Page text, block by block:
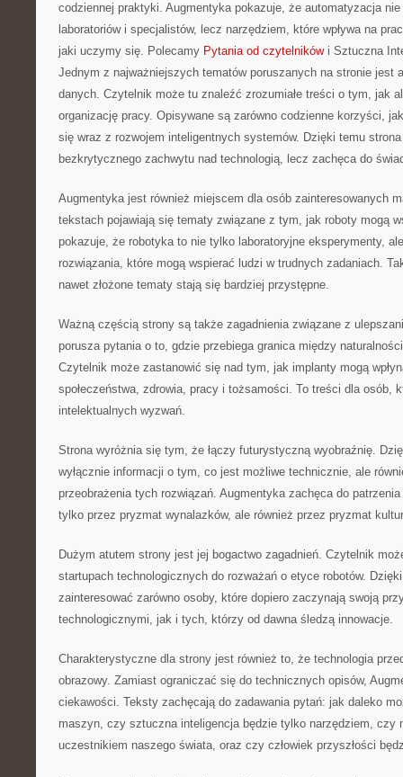
codziennej praktyki. Augmentyka pokazuje, że automatyzacja
laboratoriów i specjalistów, lecz narzędziem, które wpływa na
jaki uczymy się. Polecamy Pytania od czytelnikówi Sztuczna
Jednym z najważniejszych tematów poruszanych na stronie jest
danych. Czytelnik może tu znaleźć zrozumiałe treści o tym, jak
organizację pracy. Opisywane są zarówno codzienne korzyści,
się wraz z rozwojem inteligentnych systemów. Dzięki temu
bezkrytycznego zachwytu nad technologią, lecz zachęca do
Augmentyka jest również miejscem dla osób zainteresowanych
tekstach pojawiają się tematy związane z tym, jak roboty mogą
pokazuje, że robotyka to nie tylko laboratoryjne eksperymenty,
rozwiązania, które mogą wspierać ludzi w trudnych zadaniach.
nawet złożone tematy stają się bardziej przystępne.
Ważną częścią strony są także zagadnienia związane z
porusza pytania o to, gdzie przebiega granica między
Czytelnik może zastanowić się nad tym, jak implanty mogą
społeczeństwa, zdrowia, pracy i tożsamości. To treści dla osób,
intelektualnych wyzwań.
Strona wyróżnia się tym, że łączy futurystyczną wyobraźnię.
wyłącznie informacji o tym, co jest możliwe technicznie, ale
przeobrażenia tych rozwiązań. Augmentyka zachęca do
tylko przez pryzmat wynalazków, ale również przez pryzmat
Dużym atutem strony jest jej bogactwo zagadnień. Czytelnik
startupach technologicznych do rozważań o etyce robotów.
zainteresować zarówno osoby, które dopiero zaczynają swoją
technologicznymi, jak i tych, którzy od dawna śledzą innowacje.
Charakterystyczne dla strony jest również to, że technologia
obrazowy. Zamiast ograniczać się do technicznych opisów,
ciekawości. Teksty zachęcają do zadawania pytań: jak daleko
maszyn, czy sztuczna inteligencja będzie tylko narzędziem, czy
uczestnikiem naszego świata, oraz czy człowiek przyszłości